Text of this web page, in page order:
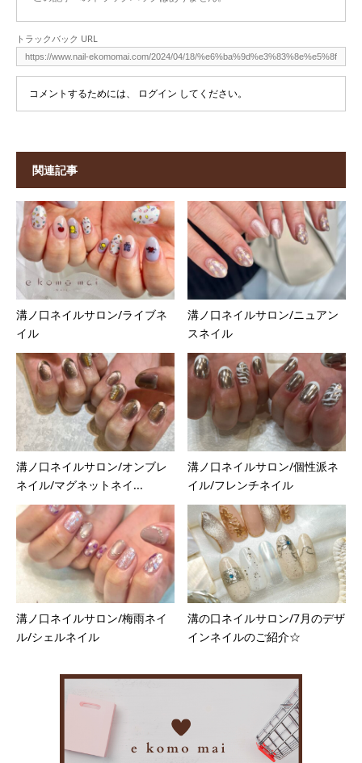
トラックバック URL
コメントするためには、 ログイン してください。
関連記事
溝ノ口ネイルサロン/ライブネ
イル
溝ノ口ネイルサロン/ニュアン
スネイル
溝ノ口ネイルサロン/オンブレ
ネイル/マグネットネイ...
溝ノ口ネイルサロン/個性派ネ
イル/フレンチネイル
溝ノ口ネイルサロン/梅雨ネイ
ル/シェルネイル
溝の口ネイルサロン/7月のデザ
インネイルのご紹介☆